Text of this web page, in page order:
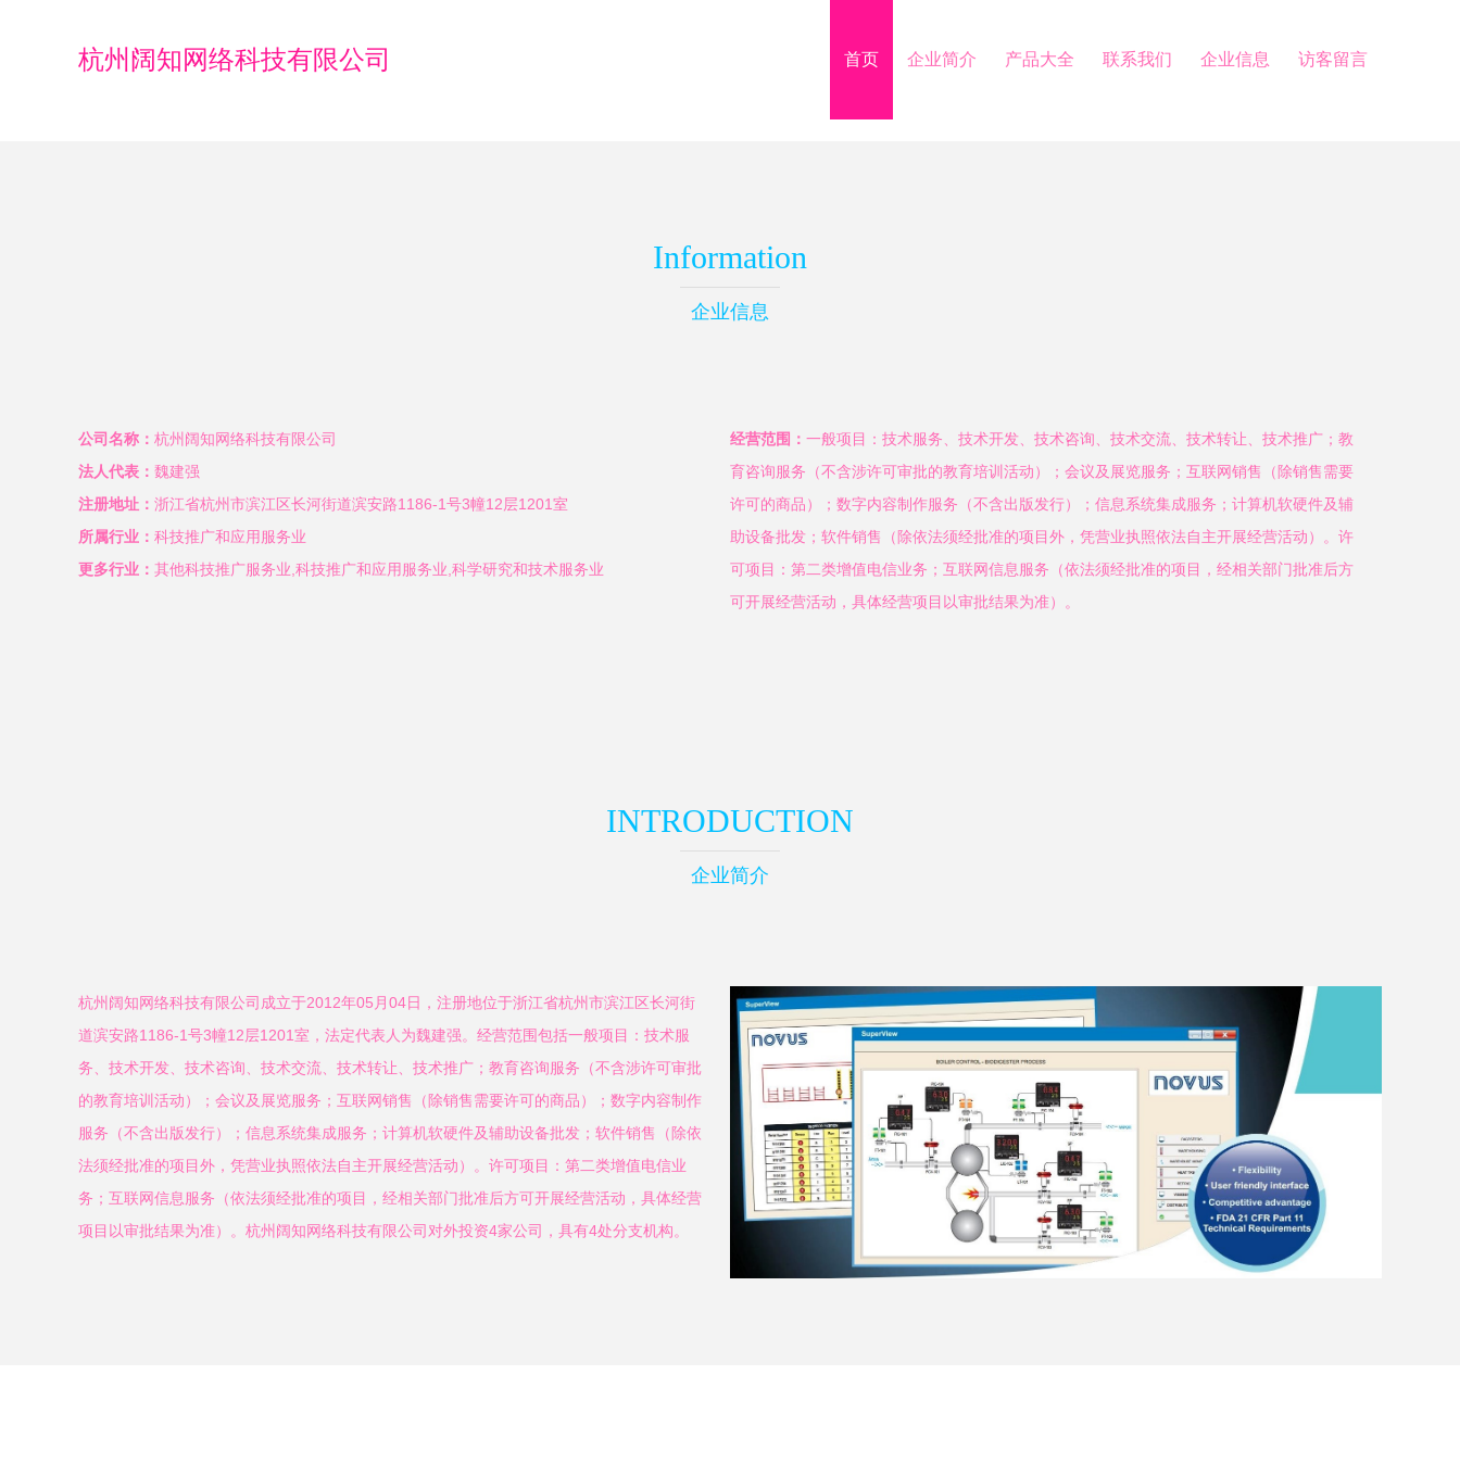
杭州阔知网络科技有限公司 首页 企业简介 产品大全 联系我们 企业信息 访客留言
Information
企业信息
公司名称： 杭州阔知网络科技有限公司
法人代表： 魏建强
注册地址： 浙江省杭州市滨江区长河街道滨安路1186-1号3幢12层1201室
所属行业： 科技推广和应用服务业
更多行业： 其他科技推广服务业,科技推广和应用服务业,科学研究和技术服务业
经营范围： 一般项目：技术服务、技术开发、技术咨询、技术交流、技术转让、技术推广；教
育咨询服务（不含涉许可审批的教育培训活动）；会议及展览服务；互联网销售（除销售需要
许可的商品）；数字内容制作服务（不含出版发行）；信息系统集成服务；计算机软硬件及辅
助设备批发；软件销售（除依法须经批准的项目外，凭营业执照依法自主开展经营活动）。许
可项目：第二类增值电信业务；互联网信息服务（依法须经批准的项目，经相关部门批准后方
可开展经营活动，具体经营项目以审批结果为准）。
INTRODUCTION
企业简介
杭州阔知网络科技有限公司成立于2012年05月04日，注册地位于浙江省杭州市滨江区长河街
道滨安路1186-1号3幢12层1201室，法定代表人为魏建强。经营范围包括一般项目：技术服
务、技术开发、技术咨询、技术交流、技术转让、技术推广；教育咨询服务（不含涉许可审批
的教育培训活动）；会议及展览服务；互联网销售（除销售需要许可的商品）；数字内容制作
服务（不含出版发行）；信息系统集成服务；计算机软硬件及辅助设备批发；软件销售（除依
法须经批准的项目外，凭营业执照依法自主开展经营活动）。许可项目：第二类增值电信业
务；互联网信息服务（依法须经批准的项目，经相关部门批准后方可开展经营活动，具体经营
项目以审批结果为准）。杭州阔知网络科技有限公司对外投资4家公司，具有4处分支机构。